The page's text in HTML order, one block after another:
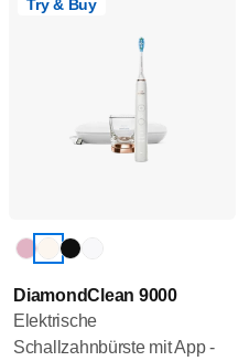
Try & Buy
DiamondClean 9000
Elektrische
Schallzahnbürste mit App -